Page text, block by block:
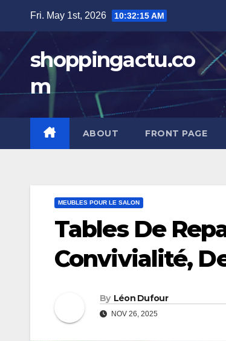
content
Fri. May 1st, 2026 10:32:17 AM
shoppingactu.co
m
ABOUT FRONT PAGE
MEUBLES POUR LE SALON
Tables De
Convivialité,
By Léon Dufour
NOV 26, 2025